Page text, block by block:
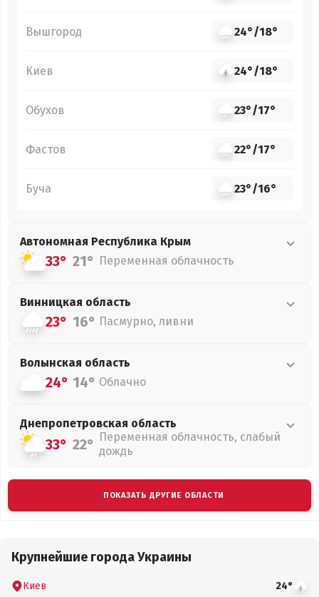
Вышгород 24°/18°
Киев 24°/18°
Обухов 23°/17°
Фастов 22°/17°
Буча 23°/16°
Автономная Республика Крым
33° 21° Переменная облачность
Винницкая область
23° 16° Пасмурно, ливни
Волынская область
24° 14° Облачно
Днепропетровская область
33° 22° Переменная облачность, слабый
дождь
ПОКАЗАТЬ ДРУГИЕ ОБЛАСТИ
Крупнейшие города Украины
Киев 24°